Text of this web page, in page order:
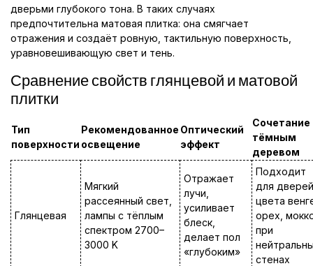
дверьми глубокого тона. В таких случаях
предпочтительна матовая плитка: она смягчает
отражения и создаёт ровную, тактильную поверхность,
уравновешивающую свет и тень.
Сравнение свойств глянцевой и матовой
плитки
Тип
поверхности
Рекомендованное
освещение
Оптический
эффект
Сочетание
тёмным
деревом
Глянцевая
Мягкий
рассеянный свет,
лампы с тёплым
спектром 2700–
3000 K
Отражает
лучи,
усиливает
блеск,
делает пол
«глубоким»
Подходит
для дверей
цвета
орех,
при
стенах